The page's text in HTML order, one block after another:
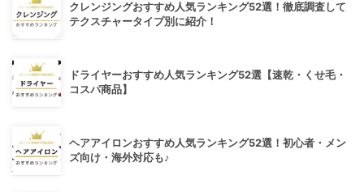
クレンジングおすすめ人気ランキング52選！徹底調査して
テクスチャータイプ別に紹介！
ドライヤーおすすめ人気ランキング52選【速乾・くせ毛・
コスパ商品】
ヘアアイロンおすすめ人気ランキング52選！初心者・メン
ズ向け・海外対応も♪